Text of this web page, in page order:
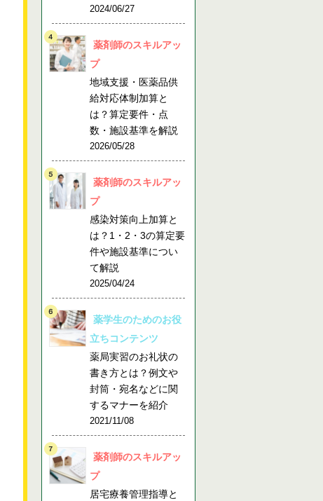
2024/06/27
薬剤師のスキルアッ
プ
地域支援・医薬品供
給対応体制加算と
は？算定要件・点
数・施設基準を解説
2026/05/28
薬剤師のスキルアッ
プ
感染対策向上加算と
は？1・2・3の算定要
件や施設基準につい
て解説
2025/04/24
薬学生のためのお役
立ちコンテンツ
薬局実習のお礼状の
書き方とは？例文や
封筒・宛名などに関
するマナーを紹介
2021/11/08
薬剤師のスキルアッ
プ
居宅療養管理指導と